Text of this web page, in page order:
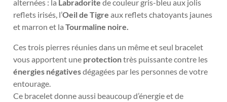
alternées : la Labradorite de couleur gris-bleu aux jolis
reflets irisés, l’Oeil de Tigre aux reflets chatoyants jaunes
et marron et laTourmaline noire.
Ces trois pierres réunies dans un même et seul bracelet
vous apportent une protectiontrès puissante contre les
énergies négativesdégagées par les personnes de votre
entourage.
Ce bracelet donne aussi beaucoup d’énergie et de